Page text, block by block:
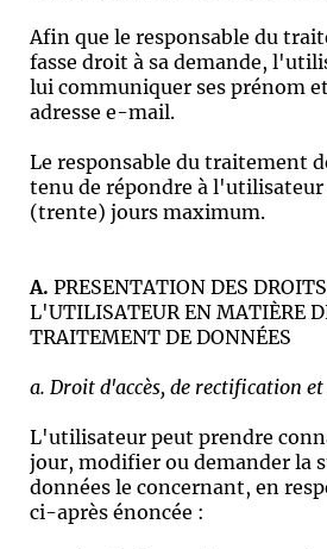
Afin que le responsable du
fasse droit à sa demande,
lui communiquer ses prénom
adresse e-mail.
Le responsable du traitement
tenu de répondre à l'utilisateur
(trente) jours maximum.
A. PRESENTATION DES
L'UTILISATEUR EN MATIÈRE
TRAITEMENT DE DONNÉES
a. Droit d'accès, de rectification
L'utilisateur peut prendre
jour, modifier ou demander la
données le concernant, en
ci-après énoncée :